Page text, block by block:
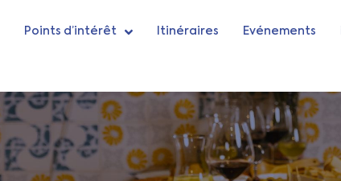
Points d’intérêt Itinéraires Evénements